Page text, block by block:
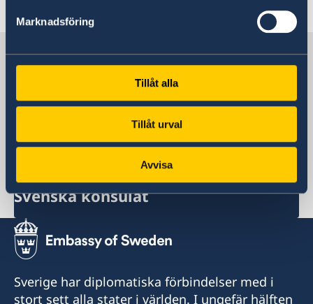
Marknadsföring
Tillåt alla
Tillåt urval
Avvisa
Sverige i Tadzjikistan
Sveriges ambassad
Tadzjikistan, Stockholm
Svenska konsulat
Sverige har diplomatiska förbindelser med i
stort sett alla stater i världen. I ungefär hälften